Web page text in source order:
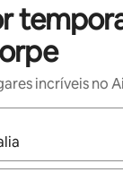
incríveis no